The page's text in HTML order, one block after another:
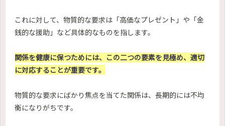
これに対して、物質的な要求は「高価なプレゼント」や「金
銭的な援助」など具体的なものを指します。
関係を健康に保つためには、この二つの要素を見極め、適切
に対応することが重要です。
物質的な要求にばかり焦点を当てた関係は、長期的には不均
衡になりがちです。